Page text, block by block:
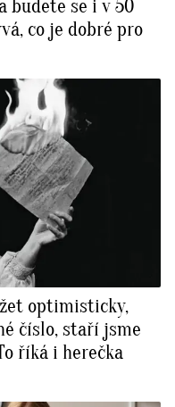
budete se i v 50
co je dobré pro
optimisticky,
číslo, staří jsme
říká i herečka